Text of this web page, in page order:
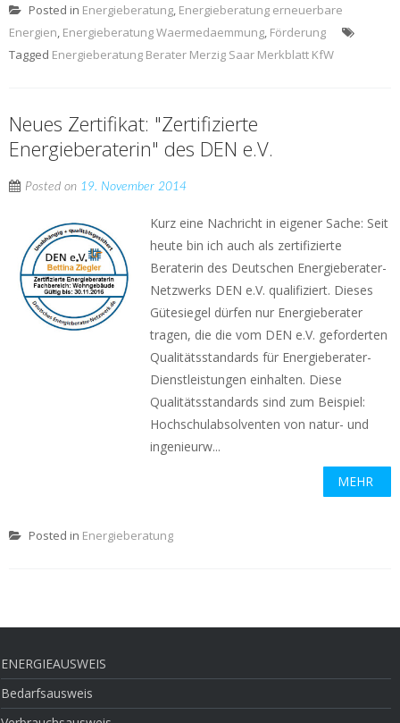
Posted in Energieberatung, Energieberatung erneuerbare
Energien, Energieberatung Waermedaemmung, Förderung
Tagged Energieberatung Berater Merzig Saar Merkblatt KfW
Neues Zertifikat: "Zertifizierte
Energieberaterin" des DEN e.V.
Posted on 19. November 2014
Kurz eine Nachricht in eigener Sache: Seit
heute bin ich auch als zertifizierte
Beraterin des Deutschen Energieberater-
Netzwerks DEN e.V. qualifiziert. Dieses
Gütesiegel dürfen nur Energieberater
tragen, die die vom DEN e.V. geforderten
Qualitätsstandards für Energieberater-
Dienstleistungen einhalten. Diese
Qualitätsstandards sind zum Beispiel:
Hochschulabsolventen von natur- und
ingenieurw...
MEHR
Posted in Energieberatung
ENERGIEAUSWEIS
Bedarfsausweis